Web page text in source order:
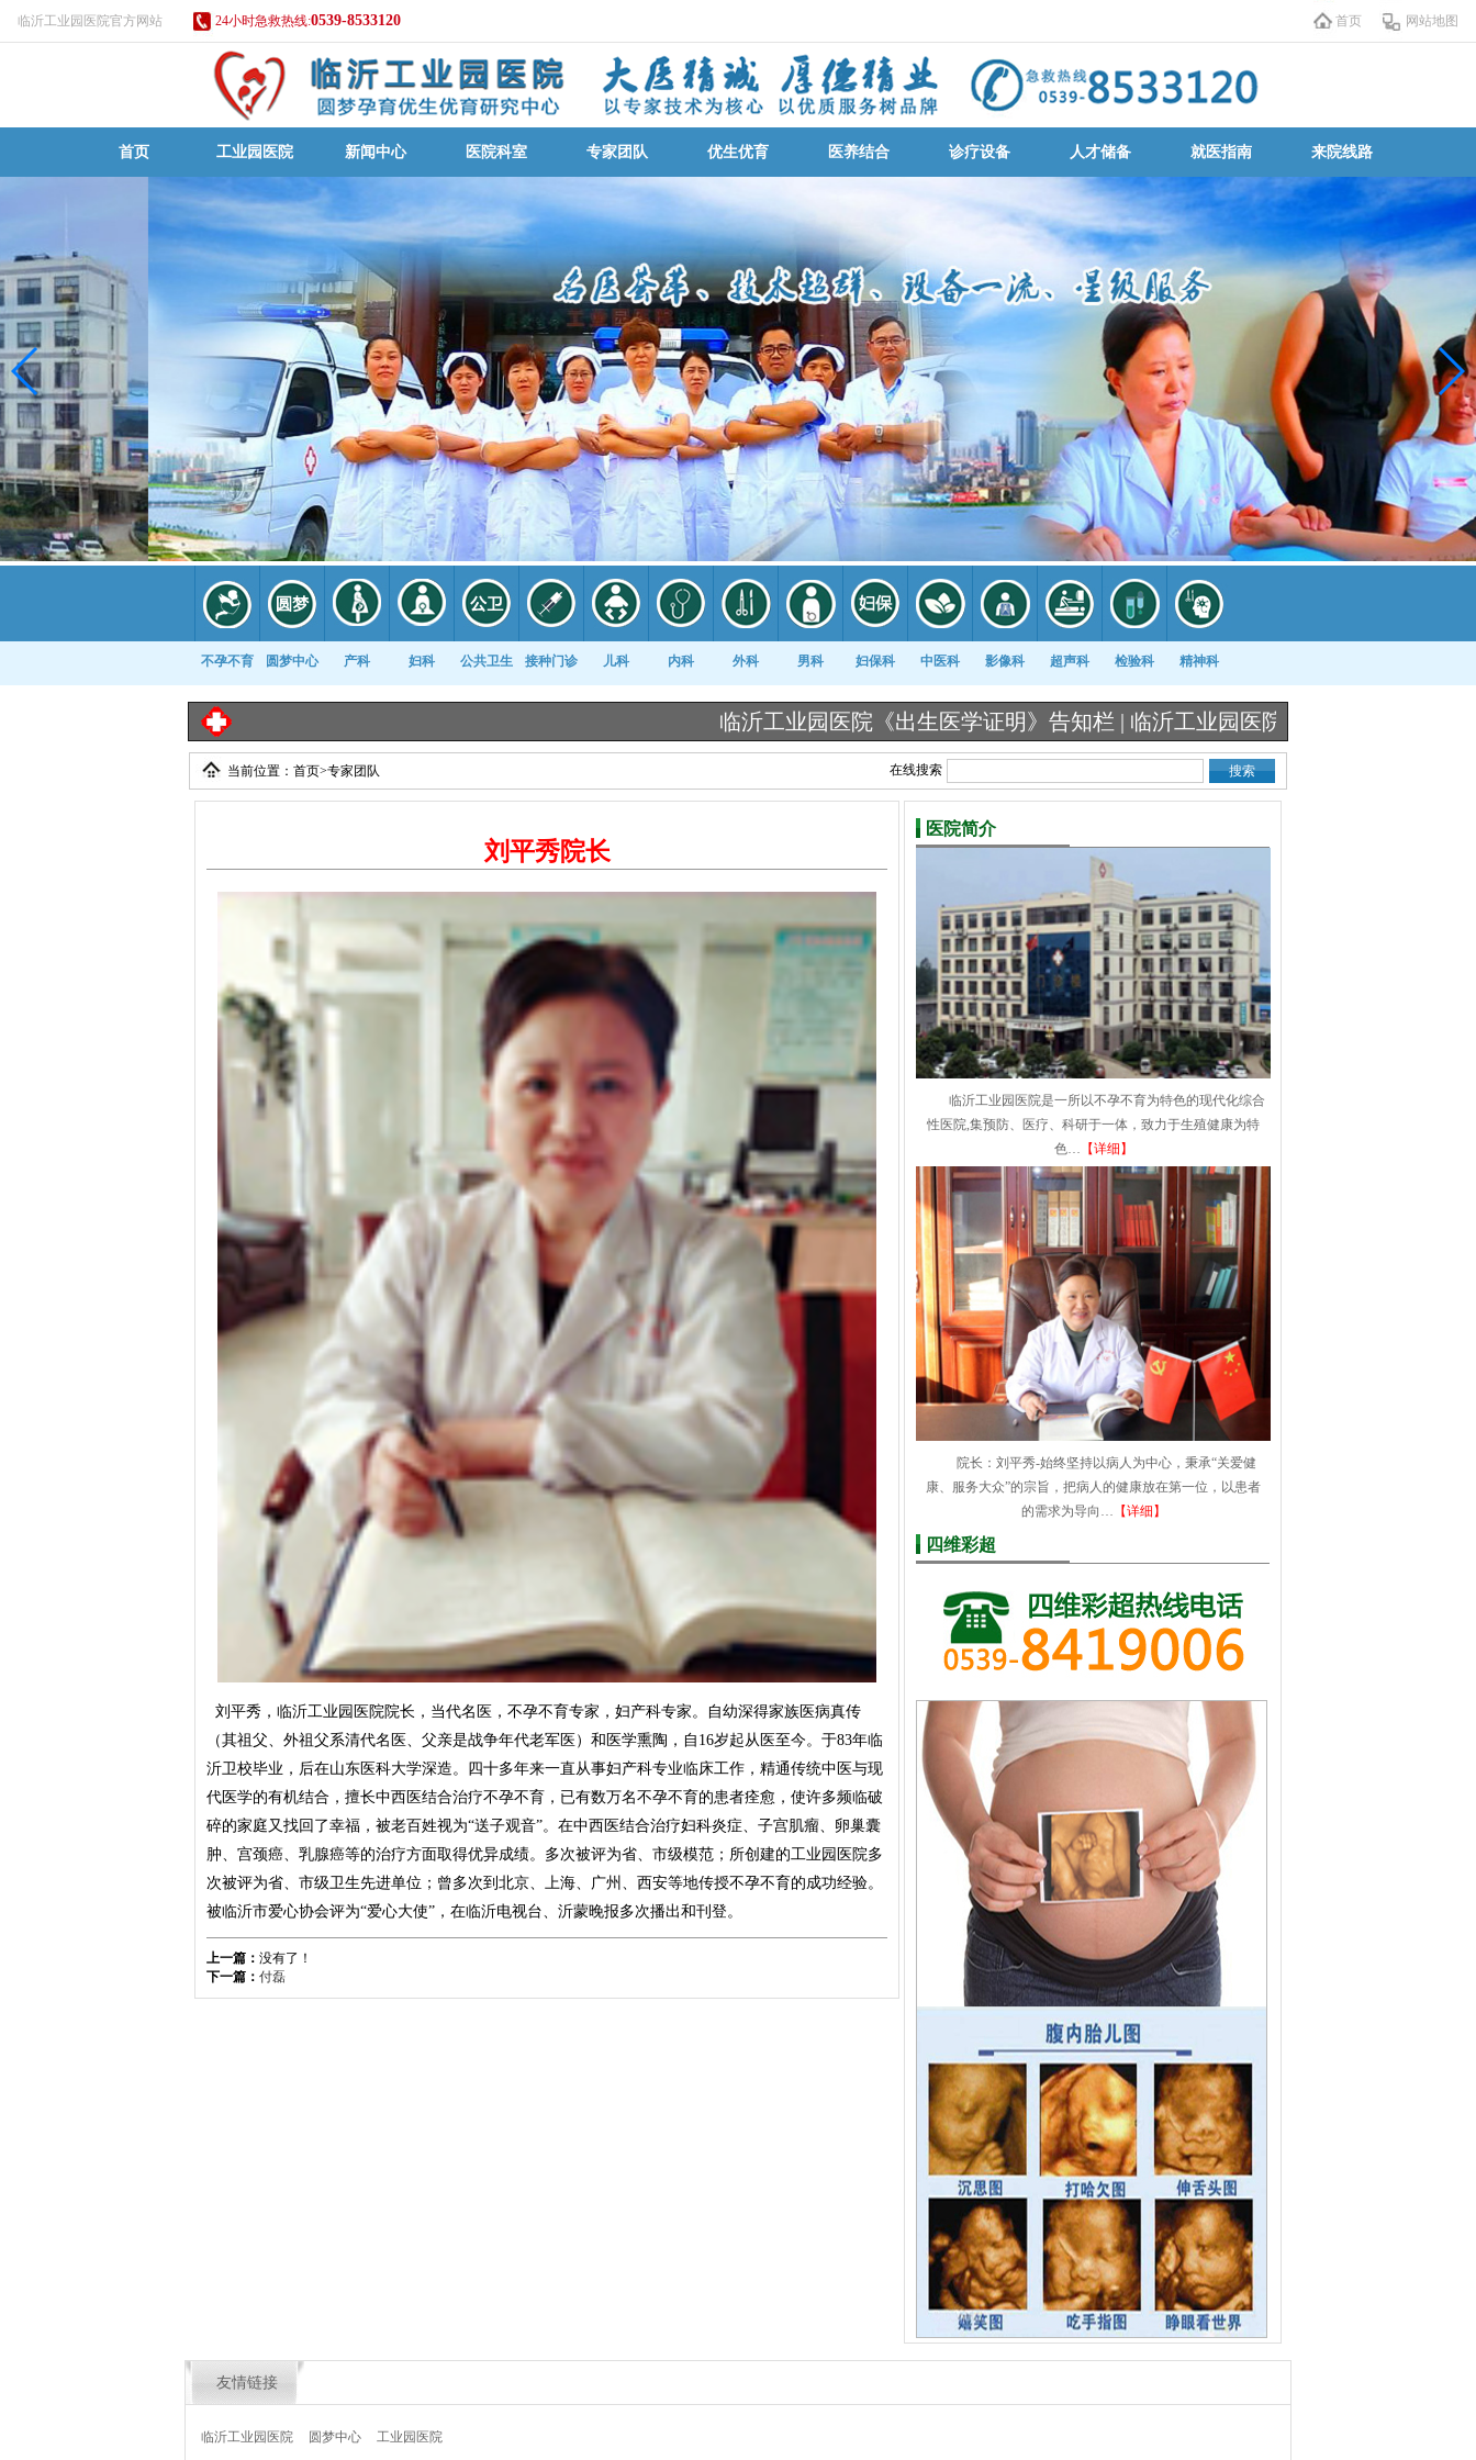
临沂工业园医院官方网站 24小时急救热线:0539-8533120 首页 网站地图
首页 工业园医院 新闻中心 医院科室 专家团队 优生优育 医养结合 诊疗设备 人才储备 就医指南 来院线路
不孕不育 圆梦中心 产科 妇科 公共卫生 接种门诊 儿科 内科 外科 男科 妇保科 中医科 影像科 超声科 检验科 精神科
康复科
临沂工业园医院《出生医学证明》告知栏 |临沂工业园医院《出生医学证明》办理流程
当前位置： 首页>专家团队 在线搜索
刘平秀院长
刘平秀，临沂工业园医院院长，当代名医，不孕不育专家，妇产科专家。自幼深得家族医病真传
（其祖父、外祖父系清代名医、父亲是战争年代老军医）和医学熏陶，自16岁起从医至今。于83年临
沂卫校毕业，后在山东医科大学深造。四十多年来一直从事妇产科专业临床工作，精通传统中医与现
代医学的有机结合，擅长中西医结合治疗不孕不育，已有数万名不孕不育的患者痊愈，使许多频临破
碎的家庭又找回了幸福，被老百姓视为“送子观音”。在中西医结合治疗妇科炎症、子宫肌瘤、卵巢囊
肿、宫颈癌、乳腺癌等的治疗方面取得优异成绩。多次被评为省、市级模范；所创建的工业园医院多
次被评为省、市级卫生先进单位；曾多次到北京、上海、广州、西安等地传授不孕不育的成功经验。
被临沂市爱心协会评为“爱心大使”，在临沂电视台、沂蒙晚报多次播出和刊登。
上一篇： 没有了！
下一篇： 付磊
医院简介
临沂工业园医院是一所以不孕不育为特色的现代化综合
性医院,集预防、医疗、科研于一体，致力于生殖健康为特
色… 【详细】
院长：刘平秀-始终坚持以病人为中心，秉承“关爱健
康、服务大众”的宗旨，把病人的健康放在第一位，以患者
的需求为导向… 【详细】
四维彩超
友情链接
临沂工业园医院 圆梦中心 工业园医院